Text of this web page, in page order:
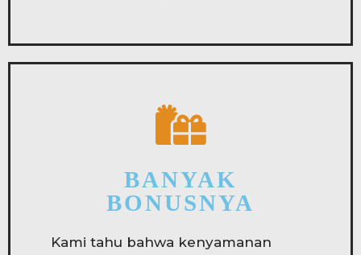
BANYAK
BONUSNYA
Kami tahu bahwa kenyamanan